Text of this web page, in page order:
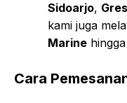
Sidoarjo,
kami juga
Marine
Cara